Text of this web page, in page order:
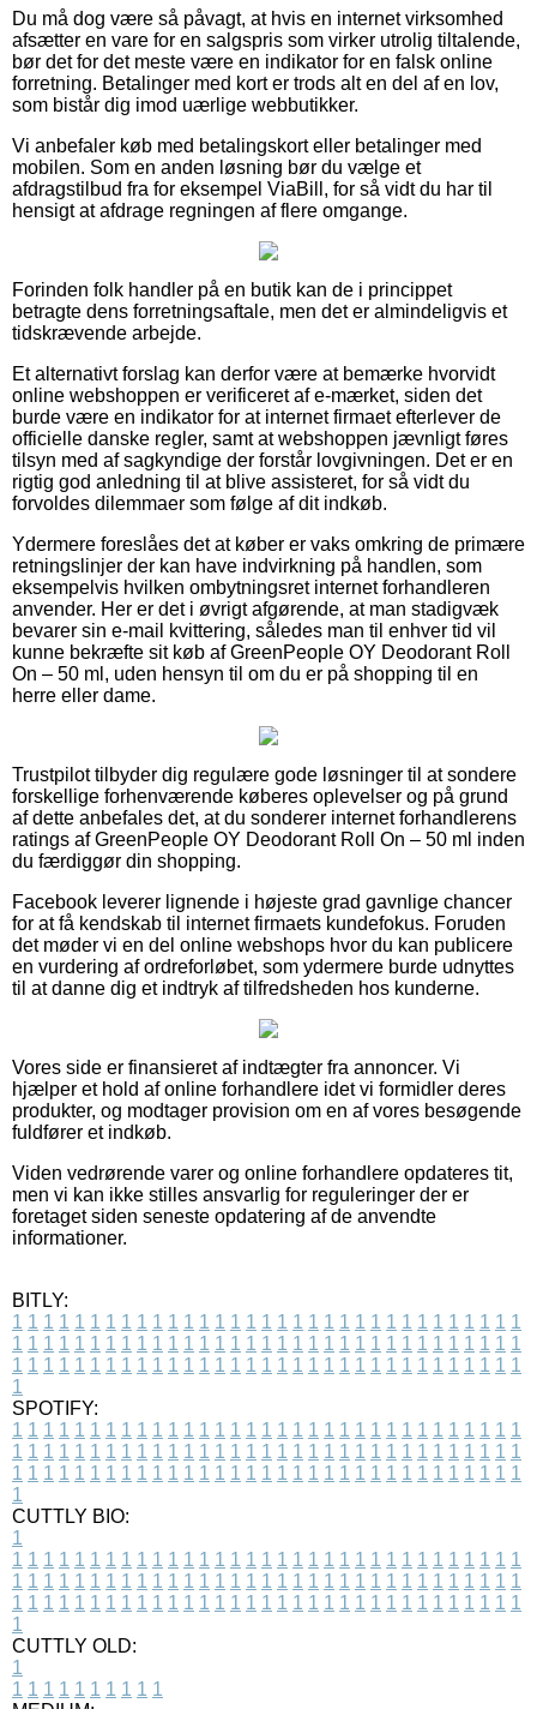
Du må dog være så påvagt, at hvis en internet virksomhed
afsætter en vare for en salgspris som virker utrolig tiltalende,
bør det for det meste være en indikator for en falsk online
forretning. Betalinger med kort er trods alt en del af en lov,
som bistår dig imod uærlige webbutikker.
Vi anbefaler køb med betalingskort eller betalinger med
mobilen. Som en anden løsning bør du vælge et
afdragstilbud fra for eksempel ViaBill, for så vidt du har til
hensigt at afdrage regningen af flere omgange.
Forinden folk handler på en butik kan de i princippet
betragte dens forretningsaftale, men det er almindeligvis et
tidskrævende arbejde.
Et alternativt forslag kan derfor være at bemærke hvorvidt
online webshoppen er verificeret af e-mærket, siden det
burde være en indikator for at internet firmaet efterlever de
officielle danske regler, samt at webshoppen jævnligt føres
tilsyn med af sagkyndige der forstår lovgivningen. Det er en
rigtig god anledning til at blive assisteret, for så vidt du
forvoldes dilemmaer som følge af dit indkøb.
Ydermere foreslåes det at køber er vaks omkring de primære
retningslinjer der kan have indvirkning på handlen, som
eksempelvis hvilken ombytningsret internet forhandleren
anvender. Her er det i øvrigt afgørende, at man stadigvæk
bevarer sin e-mail kvittering, således man til enhver tid vil
kunne bekræfte sit køb af GreenPeople OY Deodorant Roll
On – 50 ml, uden hensyn til om du er på shopping til en
herre eller dame.
Trustpilot tilbyder dig regulære gode løsninger til at sondere
forskellige forhenværende køberes oplevelser og på grund
af dette anbefales det, at du sonderer internet forhandlerens
ratings af GreenPeople OY Deodorant Roll On – 50 ml inden
du færdiggør din shopping.
Facebook leverer lignende i højeste grad gavnlige chancer
for at få kendskab til internet firmaets kundefokus. Foruden
det møder vi en del online webshops hvor du kan publicere
en vurdering af ordreforløbet, som ydermere burde udnyttes
til at danne dig et indtryk af tilfredsheden hos kunderne.
Vores side er finansieret af indtægter fra annoncer. Vi
hjælper et hold af online forhandlere idet vi formidler deres
produkter, og modtager provision om en af vores besøgende
fuldfører et indkøb.
Viden vedrørende varer og online forhandlere opdateres tit,
men vi kan ikke stilles ansvarlig for reguleringer der er
foretaget siden seneste opdatering af de anvendte
informationer.
BITLY:
1 1 1 1 1 1 1 1 1 1 1 1 1 1 1 1 1 1 1 1 1 1 1 1 1 1 1 1 1 1 1 1 1
1 1 1 1 1 1 1 1 1 1 1 1 1 1 1 1 1 1 1 1 1 1 1 1 1 1 1 1 1 1 1 1 1
1 1 1 1 1 1 1 1 1 1 1 1 1 1 1 1 1 1 1 1 1 1 1 1 1 1 1 1 1 1 1 1 1
1
SPOTIFY:
1 1 1 1 1 1 1 1 1 1 1 1 1 1 1 1 1 1 1 1 1 1 1 1 1 1 1 1 1 1 1 1 1
1 1 1 1 1 1 1 1 1 1 1 1 1 1 1 1 1 1 1 1 1 1 1 1 1 1 1 1 1 1 1 1 1
1 1 1 1 1 1 1 1 1 1 1 1 1 1 1 1 1 1 1 1 1 1 1 1 1 1 1 1 1 1 1 1 1
1
CUTTLY BIO:
1
1 1 1 1 1 1 1 1 1 1 1 1 1 1 1 1 1 1 1 1 1 1 1 1 1 1 1 1 1 1 1 1 1
1 1 1 1 1 1 1 1 1 1 1 1 1 1 1 1 1 1 1 1 1 1 1 1 1 1 1 1 1 1 1 1 1
1 1 1 1 1 1 1 1 1 1 1 1 1 1 1 1 1 1 1 1 1 1 1 1 1 1 1 1 1 1 1 1 1
1
CUTTLY OLD:
1
1 1 1 1 1 1 1 1 1 1